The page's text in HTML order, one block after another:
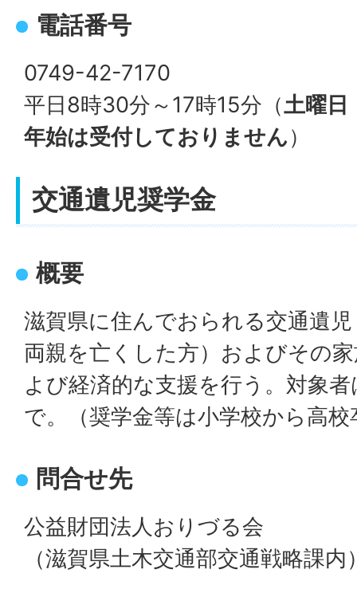
電話番号
0749-42-7170
平日8時30分～17時15分（土曜日
年始は受付しておりません）
交通遺児奨学金
概要
滋賀県に住んでおられる交通遺
両親を亡くした方）およびその
よび経済的な支援を行う。対象
で。（奨学金等は小学校から高
問合せ先
公益財団法人おりづる会
（滋賀県土木交通部交通戦略課内